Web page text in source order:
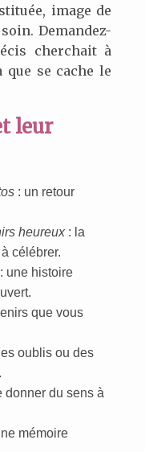
image de
Demandez-
cherchait à
que se cache le
leur
: un retour
heureux: la
célébrer.
une histoire
que vous
oublis ou des
du sens à
mémoire